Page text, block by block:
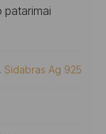
patarimai
, Sidabras Ag 925